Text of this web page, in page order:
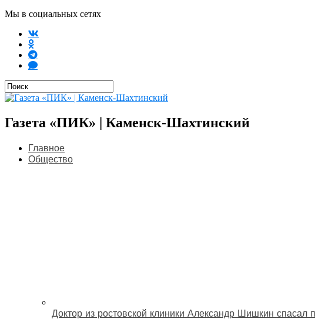
Мы в социальных сетях
Газета «ПИК» | Каменск-Шахтинский
Главное
Общество
Доктор из ростовской клиники Александр Шишкин